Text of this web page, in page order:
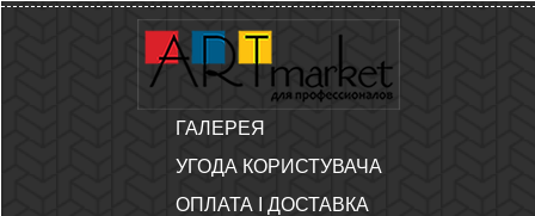
ГАЛЕРЕЯ
УГОДА КОРИСТУВАЧА
ОПЛАТА І ДОСТАВКА